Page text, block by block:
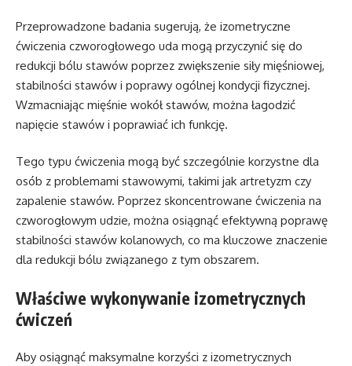
Przeprowadzone badania sugerują, że izometryczne
ćwiczenia czworogłowego uda mogą przyczynić się do
redukcji bólu stawów poprzez zwiększenie siły mięśniowej,
stabilności stawów i poprawy ogólnej kondycji fizycznej.
Wzmacniając mięśnie wokół stawów, można łagodzić
napięcie stawów i poprawiać ich funkcję.
Tego typu ćwiczenia mogą być szczególnie korzystne dla
osób z problemami stawowymi, takimi jak artretyzm czy
zapalenie stawów. Poprzez skoncentrowane ćwiczenia na
czworogłowym udzie, można osiągnąć efektywną poprawę
stabilności stawów kolanowych, co ma kluczowe znaczenie
dla redukcji bólu związanego z tym obszarem.
Właściwe wykonywanie izometrycznych
ćwiczeń
Aby osiągnąć maksymalne korzyści z izometrycznych